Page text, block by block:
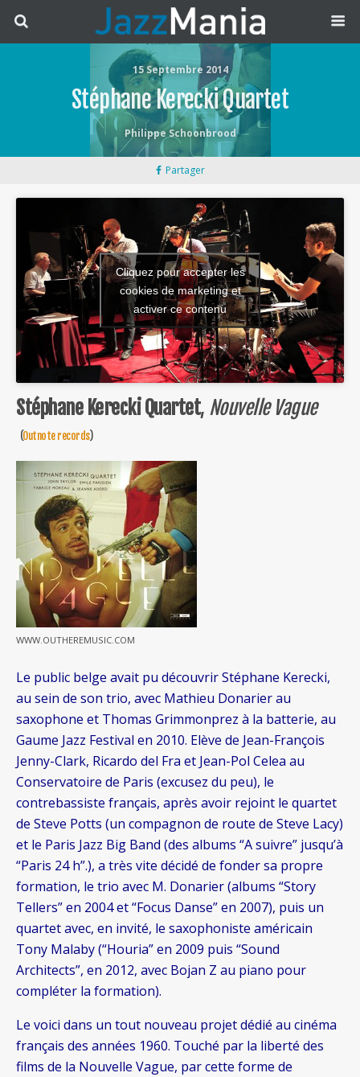
15 Septembre 2014
Stéphane Kerecki Quartet
Philippe Schoonbrood
Partager
Cliquez pour accepter les
cookies de marketing et
activer ce contenu
Stéphane Kerecki Quartet, Nouvelle Vague
(Outnote records)
WWW.OUTHEREMUSIC.COM
Le public belge avait pu découvrir Stéphane Kerecki,
au sein de son trio, avec Mathieu Donarier au
saxophone et Thomas Grimmonprez à la batterie, au
Gaume Jazz Festival en 2010. Elève de Jean-François
Jenny-Clark, Ricardo del Fra et Jean-Pol Celea au
Conservatoire de Paris (excusez du peu), le
contrebassiste français, après avoir rejoint le quartet
de Steve Potts (un compagnon de route de Steve Lacy)
et le Paris Jazz Big Band (des albums “A suivre” jusqu’à
“Paris 24 h”.), a très vite décidé de fonder sa propre
formation, le trio avec M. Donarier (albums “Story
Tellers” en 2004 et “Focus Danse” en 2007), puis un
quartet avec, en invité, le saxophoniste américain
Tony Malaby (“Houria” en 2009 puis “Sound
Architects”, en 2012, avec Bojan Z au piano pour
compléter la formation).
Le voici dans un tout nouveau projet dédié au cinéma
français des années 1960. Touché par la liberté des
films de la Nouvelle Vague, par cette forme de